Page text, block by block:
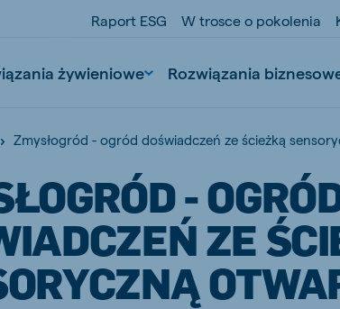
Raport ESG W trosce o pokolenia
żywieniowe Rozwiązania
Zmysłogród - ogród doświadczeń ze ścieżką
-
ZE